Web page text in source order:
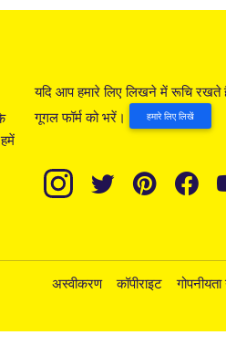
यदि आप हमारे लिए लिखने में रूचि रखते
गूगल फॉर्म को भरें।
हमारे लिए लिखें
अस्वीकरण कॉपीराइट गोपनीयता